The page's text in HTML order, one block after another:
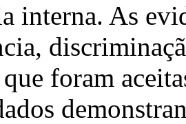
interna. As
foram